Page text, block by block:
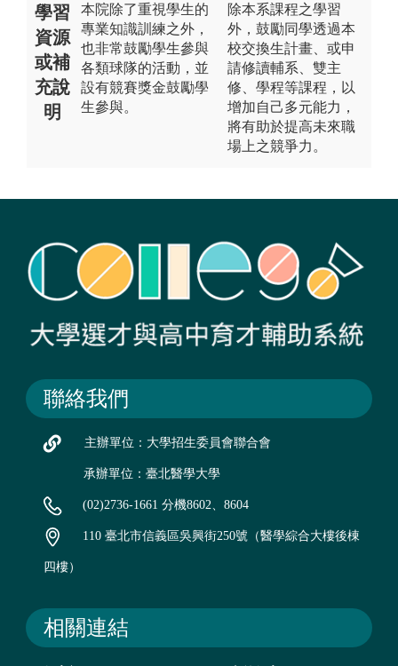
學習
資源
或補
充說
明
本院除了重視學生的
專業知識訓練之外，
也非常鼓勵學生參與
各類球隊的活動，並
設有競賽獎金鼓勵學
生參與。
除本系課程之學習
外，鼓勵同學透過本
校交換生計畫、或申
請修讀輔系、雙主
修、學程等課程，以
增加自己多元能力，
將有助於提高未來職
場上之競爭力。
聯絡我們
主辦單位：大學招生委員會聯合會
承辦單位：臺北醫學大學
(02)2736-1661 分機8602、8604
110 臺北市信義區吳興街250號（醫學綜合大樓後棟
四樓）
相關連結